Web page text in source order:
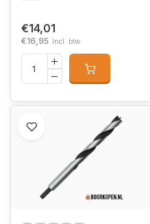
€14,01
€16,95 Incl. btw